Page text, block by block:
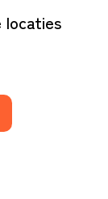
locaties